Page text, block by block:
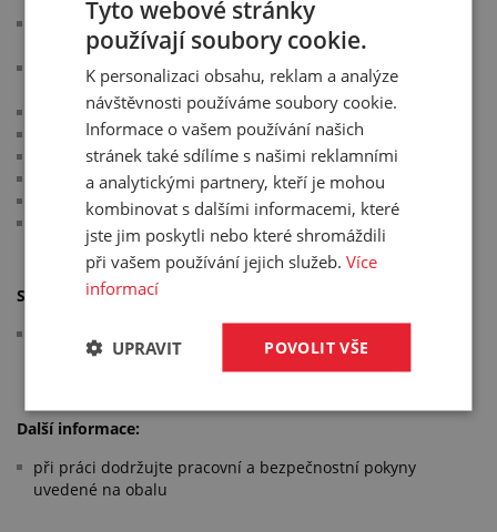
vulkanizuje vzdušnou vlhkostí na silikonovou pryž
- vulkanizace povrchové vrstvy cca 30 min
odolnost vůči trvalému působení vody, UV záření, ozonu a
povětrnosti
tvrdost vulkanizátu: 15 °ShA
pevnost: 1,4 MPa
tažnost: 500 %
zvulkanizovaný tmel nelze přetírat nátěrovými hmotami
barva: transparentní, černá, bílá (podrobněji v tabulce)
tepelná odolnost: -50 °C/+200 °C (při teplotě nad +180 °C
dochází k nezvratnému zežloutnutí)
Splňuje normy:
Vyhláška MZ ČR č. 38/2001 Sb., o hygienických požadavcích
na výrobky určené pro styk s potravinami a pokrmy
Další informace:
při práci dodržujte pracovní a bezpečnostní pokyny
uvedené na obalu
Tyto webové stránky
používají soubory cookie.
K personalizaci obsahu, reklam a analýze
návštěvnosti používáme soubory cookie.
Informace o vašem používání našich
stránek také sdílíme s našimi reklamními
a analytickými partnery, kteří je mohou
kombinovat s dalšími informacemi, které
jste jim poskytli nebo které shromáždili
při vašem používání jejich služeb.Více
informací
POVOLIT VŠE
UPRAVIT